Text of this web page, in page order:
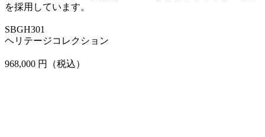
を採用しています。
SBGH301
ヘリテージコレクション
968,000 円（税込）